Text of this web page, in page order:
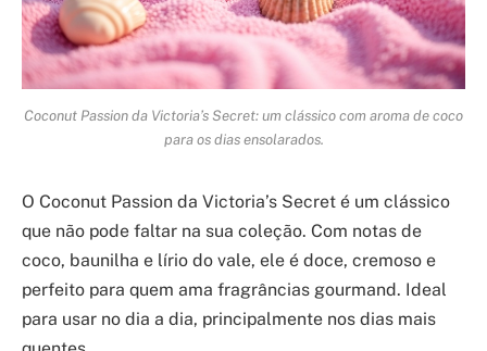
Coconut Passion da Victoria’s Secret: um clássico com aroma de coco
para os dias ensolarados.
O Coconut Passion da Victoria’s Secret é um clássico
que não pode faltar na sua coleção. Com notas de
coco, baunilha e lírio do vale, ele é doce, cremoso e
perfeito para quem ama fragrâncias gourmand. Ideal
para usar no dia a dia, principalmente nos dias mais